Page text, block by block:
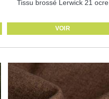
Tissu brossé Lerwick 21 ocre
VOIR